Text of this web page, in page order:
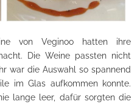
von Veginoo hatten ihre
Die Weine passten nicht
war die Auswahl so spannend
im Glas aufkommen konnte.
lange leer, dafür sorgten die